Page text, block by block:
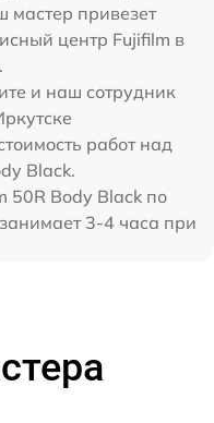
мастер привезет
центр Fujifilm в
и наш сотрудник
работ над
Black.
50R Body Black по
3-4 часа при